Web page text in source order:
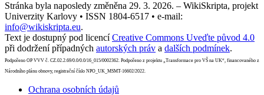
Stránka byla naposledy změněna 29. 3. 2026. – WikiSkripta, projekt
Univerzity Karlovy • ISSN 1804-6517 • e-mail:
info@wikiskripta.eu.
Text je dostupný pod licencíCreative Commons Uveďte původ 4.0
při dodržení případných autorských práv a dalších podmínek.
Podpořeno OP VVV č. CZ.02.2.69/0.0/0.0/16_015/0002362. Podpořeno z projektu „Transformace pro VŠ na UK“, financovaného z
Národního plánu obnovy, registrační číslo NPO_UK_MSMT-16602/2022.
Ochrana osobních údajů